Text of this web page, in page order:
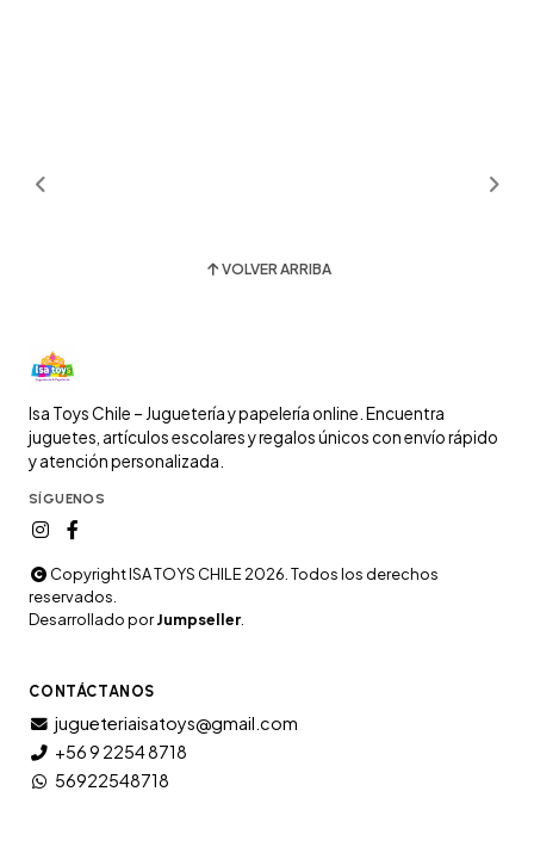
VOLVER ARRIBA
Isa Toys Chile – Juguetería y papelería online. Encuentra
juguetes, artículos escolares y regalos únicos con envío rápido
y atención personalizada.
SÍGUENOS
Copyright ISA TOYS CHILE 2026. Todos los derechos
reservados.
Desarrollado porJumpseller.
CONTÁCTANOS
jugueteriaisatoys@gmail.com
+56 9 2254 8718
56922548718